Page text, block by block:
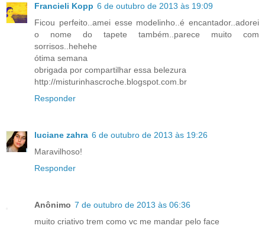
Francieli Kopp 6 de outubro de 2013 às 19:09
Ficou perfeito..amei esse modelinho..é encantador..adorei
o nome do tapete também..parece muito com
sorrisos..hehehe
ótima semana
obrigada por compartilhar essa belezura
http://misturinhascroche.blogspot.com.br
Responder
luciane zahra 6 de outubro de 2013 às 19:26
Maravilhoso!
Responder
Anônimo 7 de outubro de 2013 às 06:36
muito criativo trem como vc me mandar pelo face